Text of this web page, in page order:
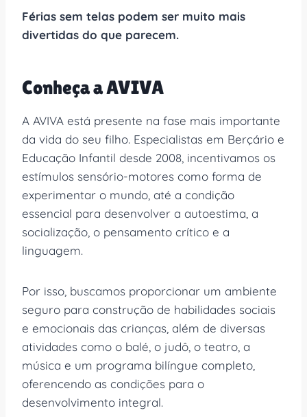
Férias sem telas podem ser muito mais
divertidas do que parecem.
Conheça a AVIVA
A AVIVA está presente na fase mais importante
da vida do seu filho. Especialistas em Berçário e
Educação Infantil desde 2008, incentivamos os
estímulos sensório-motores como forma de
experimentar o mundo, até a condição
essencial para desenvolver a autoestima, a
socialização, o pensamento crítico e a
linguagem.
Por isso, buscamos proporcionar um ambiente
seguro para construção de habilidades sociais
e emocionais das crianças, além de diversas
atividades como o balé, o judô, o teatro, a
música e um programa bilíngue completo,
oferencendo as condições para o
desenvolvimento integral.